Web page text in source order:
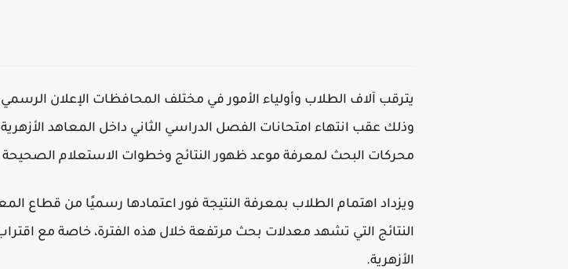
وذلك عقب انتهاء امتحانات الفصل الدراسي الثاني داخل المعاهد
محركات البحث لمعرفة موعد ظهور النتائج وخطوات الاستعلام الصحيحة من
ويزداد اهتمام الطلاب بمعرفة النتيجة فور اعتمادها رسميًا من قطاع
النتائج التي تشهد معدلات بحث مرتفعة خلال هذه الفترة، خاصة مع
الأزهرية.